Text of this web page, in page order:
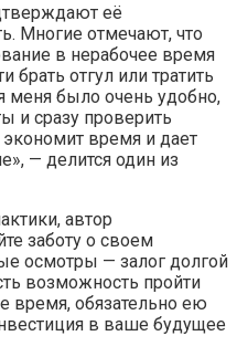
её
Многие отмечают, что
в нерабочее время
брать отгул или тратить
меня было очень удобно,
и сразу проверить
время и дает
— делится один из
автор
заботу о своем
осмотры — залог долгой
возможность пройти
время, обязательно ею
в ваше будущее